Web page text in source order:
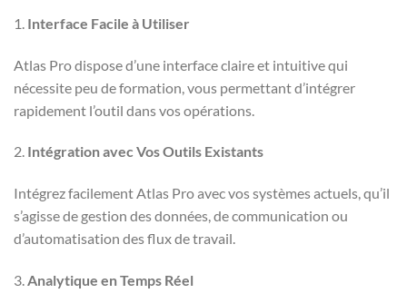
1. Interface Facile à Utiliser
Atlas Pro dispose d’une interface claire et intuitive qui
nécessite peu de formation, vous permettant d’intégrer
rapidement l’outil dans vos opérations.
2. Intégration avec Vos Outils Existants
Intégrez facilement Atlas Pro avec vos systèmes actuels, qu’il
s’agisse de gestion des données, de communication ou
d’automatisation des flux de travail.
3.Analytique en Temps Réel